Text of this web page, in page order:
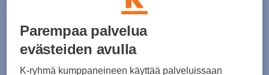
Tiro 23 League Neck
Warmer
23,50 € Musta
Parempaa palvelua
evästeiden avulla
K-ryhmä kumppaneineen käyttää palveluissaan